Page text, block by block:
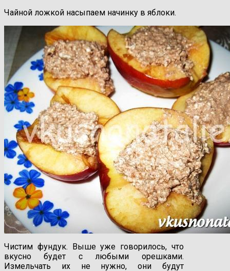
Чайной ложкой насыпаем начинку в яблоки.
Чистим фундук. Выше уже говорилось, что
вкусно будет с любыми орешками.
Измельчать их не нужно, они будут